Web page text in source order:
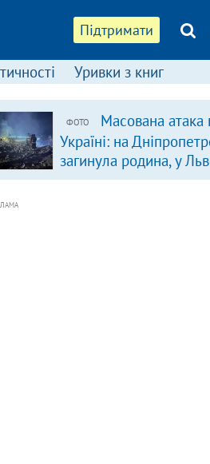
Підтримати
Уривки з книг
ФОТО
Масована атака
Україні: на
загинула родина, у
удар по